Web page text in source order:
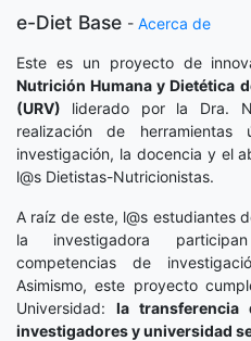
e-Diet Base - Acerca de
Este es un proyecto de
Nutrición Humana y Dietética
(URV) liderado por la Dra.
realización de
investigación, la docencia y el
l@s Dietistas-Nutricionistas.
A raíz de este, l@s estudiantes
la investigadora
competencias de
Asimismo, este proyecto
Universidad: la transferencia
investigadores y universidad